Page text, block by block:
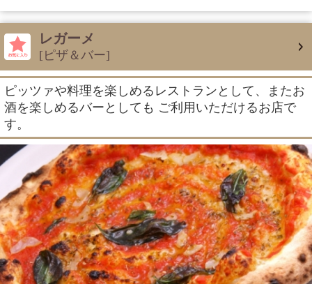
レガーメ
[ピザ＆バー]
ピッツァや料理を楽しめるレストランとして、またお
酒を楽しめるバーとしても ご利用いただけるお店で
す。